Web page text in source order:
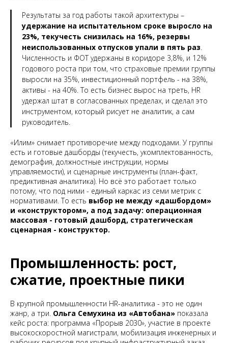
Результаты за год работы такой архитектуры –
удержание на испытательном сроке выросло на
23%, текучесть снизилась на 16%, резервы
неиспользованных отпусков упали в пять раз.
Численность и ФОТ удержаны в коридоре 3,8%, и 12%
годового роста при том, что страховые премии группы
выросли на 35%, инвестиционный портфель - на 38%,
активы - на 40%. То есть бизнес вырос на треть, HR
удержал штат в согласованных пределах, и сделал это
инструментом, который рисует не аналитик, а сам
руководитель.
«Илим» снимает противоречие между подходами. У группы
есть и готовые дашборды (текучесть, укомплектованность,
демография, должностные инструкции, нормы
управляемости), и сценарные инструменты (план-факт,
предиктивная аналитика). Но всё это работает только
потому, что под ними - единый каркас из семи метрик с
нормативами. То есть выбор не между «дашбордом»
и «конструктором», а под задачу: операционная
массовая - готовый дашборд, стратегическая
сценарная - конструктор.
Промышленность: рост,
сжатие, проектные пики
В крупной промышленности HR-аналитика - это не один
жанр, а три. Ольга Семухина из «Автобана» показала
кейс роста: программа «Прорыв 2030», участие в проекте
высокоскоростной магистрали, мобилизация инженерных и